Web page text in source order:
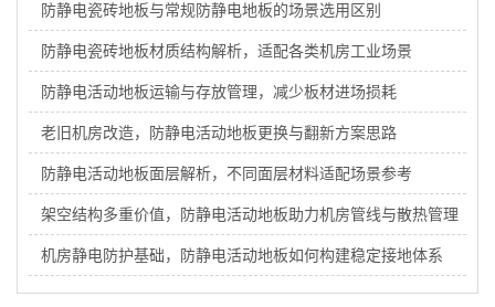
防静电瓷砖地板与常规防静电地板的场景选用区别
防静电瓷砖地板材质结构解析，适配各类机房工业场景
防静电活动地板运输与存放管理，减少板材进场损耗
老旧机房改造，防静电活动地板更换与翻新方案思路
防静电活动地板面层解析，不同面层材料适配场景参考
架空结构多重价值，防静电活动地板助力机房管线与散热管理
机房静电防护基础，防静电活动地板如何构建稳定接地体系